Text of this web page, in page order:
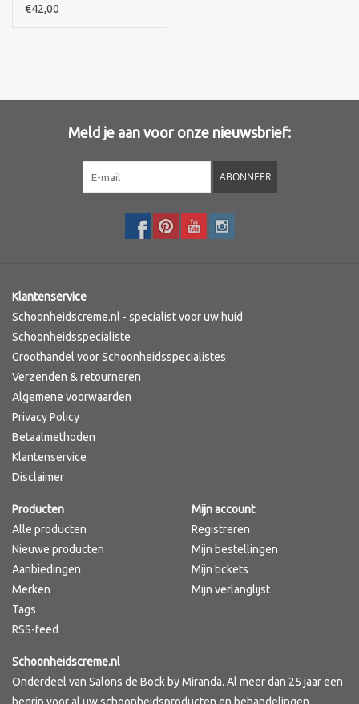
Merken
Crème apaisante
€42,00
Meld je aan voor onze nieuwsbrief:
ABONNEER
Klantenservice
Schoonheidscreme.nl - specialist voor uw huid
Schoonheidsspecialiste
Groothandel voor Schoonheidsspecialistes
Verzenden & retourneren
Algemene voorwaarden
Privacy Policy
Betaalmethoden
Klantenservice
Disclaimer
Producten
Alle producten
Nieuwe producten
Aanbiedingen
Merken
Tags
RSS-feed
Mijn account
Registreren
Mijn bestellingen
Mijn tickets
Mijn verlanglijst
Schoonheidscreme.nl
Onderdeel van Salons de Bock by Miranda. Al meer dan 25 jaar een